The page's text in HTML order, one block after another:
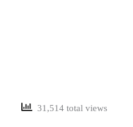
31,514 total views